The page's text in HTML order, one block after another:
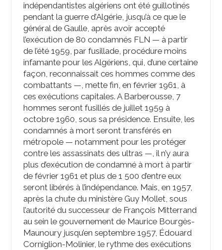
indépendantistes algériens ont été guillotinés
pendant la guerre d’Algérie, jusqu’à ce que le
général de Gaulle, après avoir accepté
l’exécution de 80 condamnés FLN — à partir
de l’été 1959, par fusillade, procédure moins
infamante pour les Algériens, qui, d’une certaine
façon, reconnaissait ces hommes comme des
combattants —, mette fin, en février 1961, à
ces exécutions capitales. A Barberousse, 7
hommes seront fusillés de juillet 1959 à
octobre 1960, sous sa présidence. Ensuite, les
condamnés à mort seront transférés en
métropole —­ notamment pour les protéger
contre les assassinats des ultras —, il n’y aura
plus d’exécution de condamné à mort à partir
de février 1961 et plus de 1 500 d’entre eux
seront libérés à l’indépendance. Mais, en 1957,
après la chute du ministère Guy Mollet, sous
l’autorité du successeur de François Mitterrand
au sein le gouvernement de Maurice Bourgès-
Maunoury jusqu’en septembre 1957, Édouard
Corniglion-Molinier, le rythme des exécutions